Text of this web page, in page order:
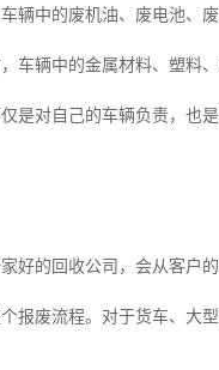
辆中的废机油、废电池、
车辆中的金属材料、塑料
是对自己的车辆负责，也
好的回收公司，会从客户
报废流程。对于货车、大